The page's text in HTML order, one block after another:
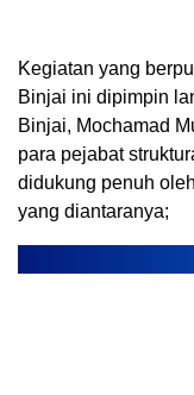
Kegiatan yang
Binjai ini dipimpin
Binjai, Mochamad
para pejabat
didukung penuh
yang diantaranya;